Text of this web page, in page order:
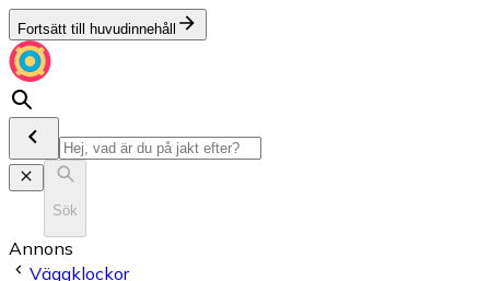
Fortsätt till huvudinnehåll
Sök
Annons
Väggklockor